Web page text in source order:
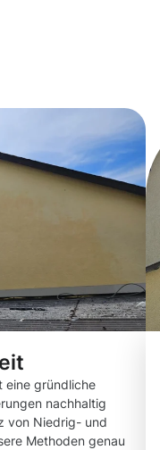
eine gründliche
nachhaltig
von Niedrig- und
Methoden genau